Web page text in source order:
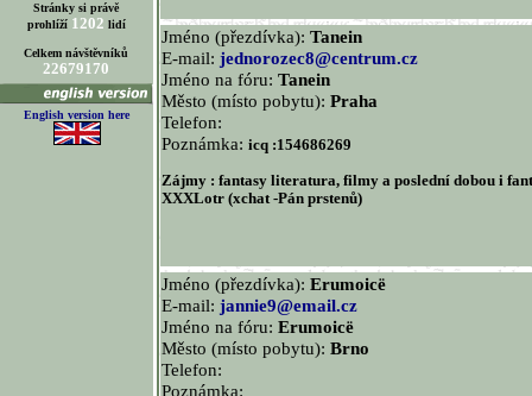
Stránky si právě
prohlíží 1202 lidí
Celkem návštěvníků
22679170
English version here
Jméno (přezdívka): Tanein
E-mail: jednorozec8@centrum.cz
Jméno na fóru: Tanein
Město (místo pobytu): Praha
Telefon:
Poznámka: icq :154686269
Zájmy : fantasy literatura, filmy a poslední dobou i
XXXLotr (xchat -Pán prstenů)
Jméno (přezdívka): Erumoicë
E-mail: jannie9@email.cz
Jméno na fóru: Erumoicë
Město (místo pobytu): Brno
Telefon:
Poznámka: